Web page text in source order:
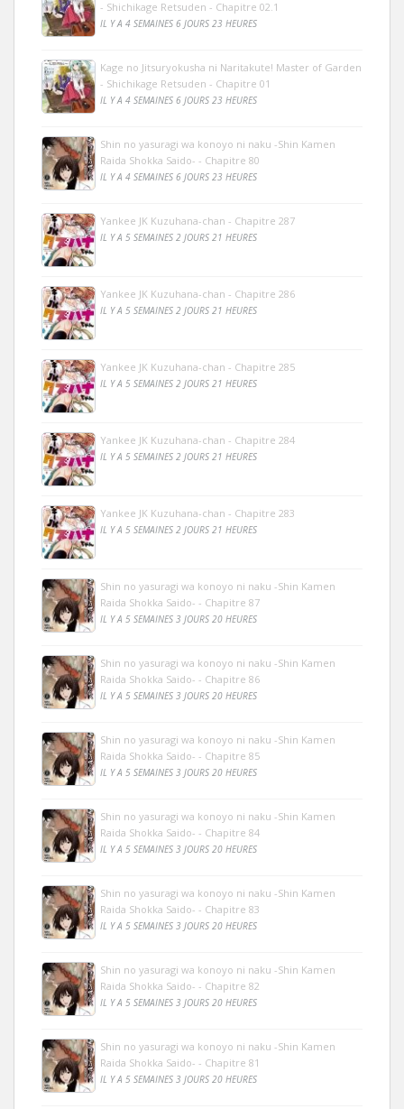
- Shichikage Retsuden - Chapitre 02.1
IL Y A 4 SEMAINES 6 JOURS 23 HEURES
Kage no Jitsuryokusha ni Naritakute! Master of Garden
- Shichikage Retsuden - Chapitre 01
IL Y A 4 SEMAINES 6 JOURS 23 HEURES
Shin no yasuragi wa konoyo ni naku -Shin Kamen
Raida Shokka Saido- - Chapitre 80
IL Y A 4 SEMAINES 6 JOURS 23 HEURES
Yankee JK Kuzuhana-chan - Chapitre 287
IL Y A 5 SEMAINES 2 JOURS 21 HEURES
Yankee JK Kuzuhana-chan - Chapitre 286
IL Y A 5 SEMAINES 2 JOURS 21 HEURES
Yankee JK Kuzuhana-chan - Chapitre 285
IL Y A 5 SEMAINES 2 JOURS 21 HEURES
Yankee JK Kuzuhana-chan - Chapitre 284
IL Y A 5 SEMAINES 2 JOURS 21 HEURES
Yankee JK Kuzuhana-chan - Chapitre 283
IL Y A 5 SEMAINES 2 JOURS 21 HEURES
Shin no yasuragi wa konoyo ni naku -Shin Kamen
Raida Shokka Saido- - Chapitre 87
IL Y A 5 SEMAINES 3 JOURS 20 HEURES
Shin no yasuragi wa konoyo ni naku -Shin Kamen
Raida Shokka Saido- - Chapitre 86
IL Y A 5 SEMAINES 3 JOURS 20 HEURES
Shin no yasuragi wa konoyo ni naku -Shin Kamen
Raida Shokka Saido- - Chapitre 85
IL Y A 5 SEMAINES 3 JOURS 20 HEURES
Shin no yasuragi wa konoyo ni naku -Shin Kamen
Raida Shokka Saido- - Chapitre 84
IL Y A 5 SEMAINES 3 JOURS 20 HEURES
Shin no yasuragi wa konoyo ni naku -Shin Kamen
Raida Shokka Saido- - Chapitre 83
IL Y A 5 SEMAINES 3 JOURS 20 HEURES
Shin no yasuragi wa konoyo ni naku -Shin Kamen
Raida Shokka Saido- - Chapitre 82
IL Y A 5 SEMAINES 3 JOURS 20 HEURES
Shin no yasuragi wa konoyo ni naku -Shin Kamen
Raida Shokka Saido- - Chapitre 81
IL Y A 5 SEMAINES 3 JOURS 20 HEURES